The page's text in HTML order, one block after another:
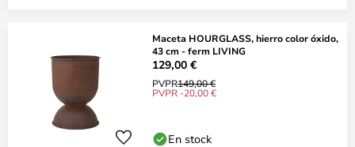
Maceta HOURGLASS, hierro color óxido,
43 cm - ferm LIVING
129,00 €
PVPR149,00 €
PVPR -20,00 €
En stock